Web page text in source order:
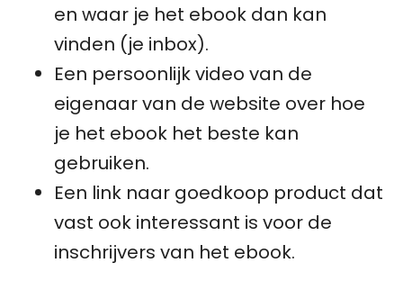
en waar je het ebook dan kan
vinden (je inbox).
Een persoonlijk video van de
eigenaar van de website over hoe
je het ebook het beste kan
gebruiken.
Een link naar goedkoop product dat
vast ook interessant is voor de
inschrijvers van het ebook.